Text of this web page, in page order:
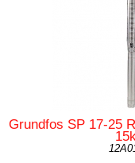
Grundfos SP 17-25